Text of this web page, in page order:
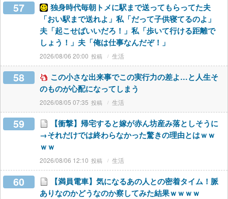
57
独身時代毎朝トメに駅まで送ってもらってた夫
「おい駅まで送れよ」私「だって子供寝てるのよ」
夫「起こせばいいだろ！」私「歩いて行ける距離で
しょう！」夫「俺は仕事なんだぞ！」
2026/08/06 20:00 生活
58
この小さな出来事でこの実行力の差よ…と人生そ
のものが心配になってしまう
2026/08/05 07:35 生活
59
【衝撃】帰宅すると嫁が赤ん坊産み落としそうに
→それだけでは終わらなかった驚きの理由とはｗｗ
ｗｗ
2026/08/06 12:10 生活
60
【満員電車】気になるあの人との密着タイム！脈
ありなのかどうなのか察してみた結果ｗｗｗｗ